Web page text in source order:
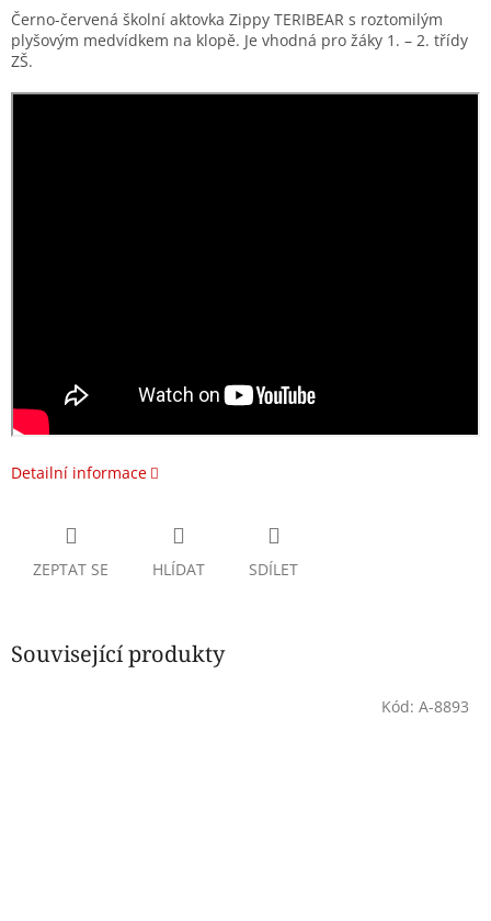
Černo-červená školní aktovka Zippy TERIBEAR s roztomilým
plyšovým medvídkem na klopě. Je vhodná pro žáky 1. – 2. třídy
ZŠ.
Detailní informace
ZEPTAT SE HLÍDAT SDÍLET
Související produkty
Kód: A-8893